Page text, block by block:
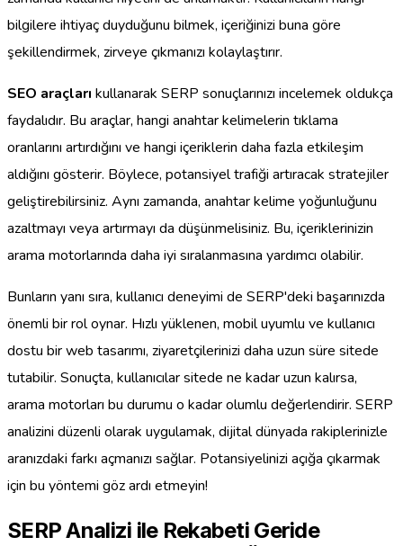
bilgilere ihtiyaç duyduğunu bilmek, içeriğinizi buna göre
şekillendirmek, zirveye çıkmanızı kolaylaştırır.
SEO araçları kullanarak SERP sonuçlarınızı incelemek oldukça
faydalıdır. Bu araçlar, hangi anahtar kelimelerin tıklama
oranlarını artırdığını ve hangi içeriklerin daha fazla etkileşim
aldığını gösterir. Böylece, potansiyel trafiği artıracak stratejiler
geliştirebilirsiniz. Aynı zamanda, anahtar kelime yoğunluğunu
azaltmayı veya artırmayı da düşünmelisiniz. Bu, içeriklerinizin
arama motorlarında daha iyi sıralanmasına yardımcı olabilir.
Bunların yanı sıra, kullanıcı deneyimi de SERP'deki başarınızda
önemli bir rol oynar. Hızlı yüklenen, mobil uyumlu ve kullanıcı
dostu bir web tasarımı, ziyaretçilerinizi daha uzun süre sitede
tutabilir. Sonuçta, kullanıcılar sitede ne kadar uzun kalırsa,
arama motorları bu durumu o kadar olumlu değerlendirir. SERP
analizini düzenli olarak uygulamak, dijital dünyada rakiplerinizle
aranızdaki farkı açmanızı sağlar. Potansiyelinizi açığa çıkarmak
için bu yöntemi göz ardı etmeyin!
SERP Analizi ile Rekabeti Geride